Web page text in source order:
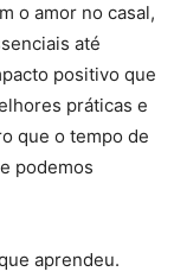
o amor no casal,
até
positivo que
práticas e
que o tempo de
podemos
aprendeu.